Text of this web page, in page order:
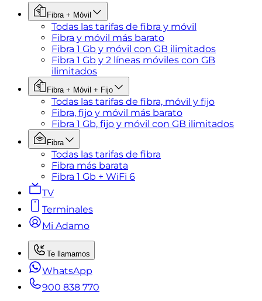
Fibra + Móvil
Todas las tarifas de fibra y móvil
Fibra y móvil más barato
Fibra 1 Gb y móvil con GB ilimitados
Fibra 1 Gb y 2 líneas móviles con GB
ilimitados
Fibra + Móvil + Fijo
Todas las tarifas de fibra, móvil y fijo
Fibra, fijo y móvil más barato
Fibra 1 Gb, fijo y móvil con GB ilimitados
Fibra
Todas las tarifas de fibra
Fibra más barata
Fibra 1 Gb + WiFi 6
TV
Terminales
Mi Adamo
Te llamamos
WhatsApp
900 838 770